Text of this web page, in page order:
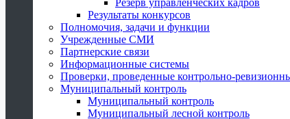
Резерв управленческих кадров
Результаты конкурсов
Полномочия, задачи и функции
Учрежденные СМИ
Партнерские связи
Информационные системы
Проверки, проведенные контрольно-
Муниципальный контроль
Муниципальный контроль
Муниципальный лесной контроль